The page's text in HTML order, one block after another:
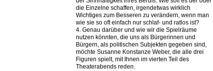
die Einzelne schaffen, irgendetwas wirklich
Wichtiges zum Besseren zu verändern, wenn man
wie sie so oft einfach nur schlaf- und ratlos ist?
4. Genau darüber und wie wir die Spielräume
nutzen könnten, die uns als Bürgerinnen und
Bürgern, als politischen Subjekten gegeben sind,
möchte Susanne Konstanze Weber, die alle drei
Figuren spielt, mit Ihnen im vierten Teil des
Theaterabends reden.